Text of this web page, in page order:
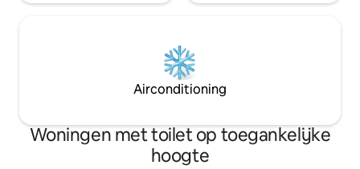
Airconditioning
Woningen met toilet op toegankelijke
hoogte